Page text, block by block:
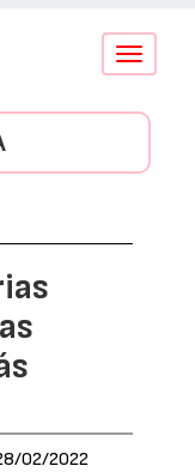
Conmutar
02/2022